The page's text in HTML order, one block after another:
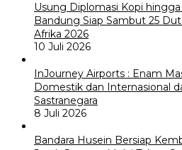
Usung Diplomasi Kopi
Bandung Siap Sambut 25
Afrika 2026
10 Juli 2026
InJourney Airports : Enam
Domestik dan Internasional
Sastranegara
8 Juli 2026
Bandara Husein Bersiap